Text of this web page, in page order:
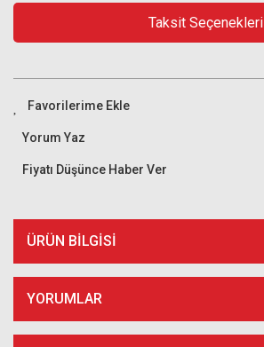
Taksit Seçenekleri
Yorum Yaz
Fiyatı Düşünce Haber Ver
ÜRÜN BILGISI
YORUMLAR